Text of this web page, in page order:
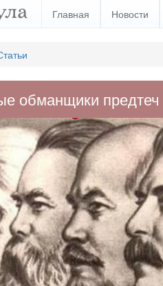
Главная Новости
обманщики предтеч